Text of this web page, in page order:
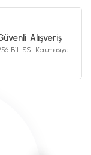
Alışveriş
Bit SSL Korumasıyla